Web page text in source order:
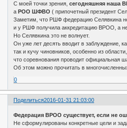
С моей точки зрения,сегодняшняя
а РОО ШФВО ( припочетный президент
Заметим, что РШФ федерацию Селявкина не
и у РШФ получила аккредитацию ВРОО, а
Но Селявкина это не волнует.
Он уже лет десять вводит в заблуждение,
так и кучу чиновников, особенно из
что соревнования проводит официальная
Об этом можно прочитать в
0
Поделиться2016-01-31 21:03:00
Федерация ВРОО существует, если не
Не сформулированы конкретные цели и